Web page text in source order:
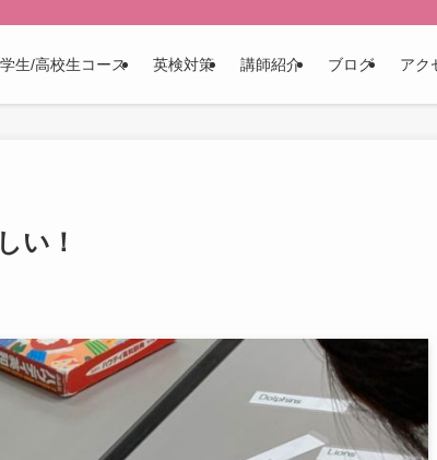
生/高校生コース 英検対策 講師紹介 ブログ アク
い！